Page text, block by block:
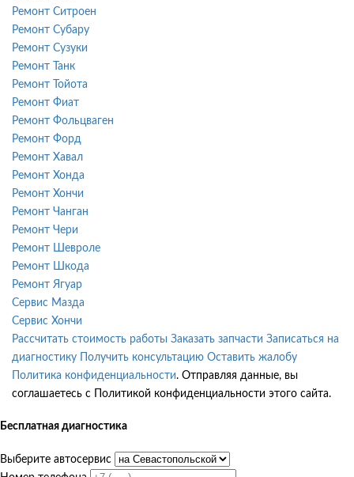
Ремонт Ситроен
Ремонт Субару
Ремонт Сузуки
Ремонт Танк
Ремонт Тойота
Ремонт Фиат
Ремонт Фольцваген
Ремонт Форд
Ремонт Хавал
Ремонт Хонда
Ремонт Хончи
Ремонт Чанган
Ремонт Чери
Ремонт Шевроле
Ремонт Шкода
Ремонт Ягуар
Сервис Мазда
Сервис Хончи
Рассчитать стоимость работы Заказать запчасти Записаться на
диагностику
Получить консультацию Оставить жалобу
Политика конфиденциальности. Отправляя данные, вы
соглашаетесь с Политикой конфиденциальности этого сайта.
Бесплатная диагностика
Выберите автосервис